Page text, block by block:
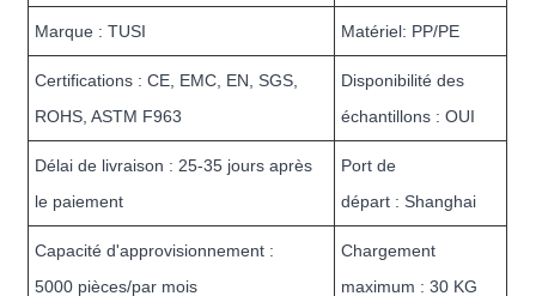
Marque : TUSI Matériel: PP/PE
Certifications : CE, EMC, EN, SGS,
ROHS, ASTM F963
Disponibilité des
échantillons : OUI
Délai de livraison : 25-35 jours après
le paiement
Port de
départ : Shanghai
Capacité d'approvisionnement :
5000 pièces/par mois
Chargement
maximum : 30 KG